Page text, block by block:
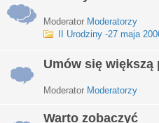
Moderator Moderatorzy
II Urodziny -27 maja
Umów się większą
Moderator Moderatorzy
Warto zobaczyć